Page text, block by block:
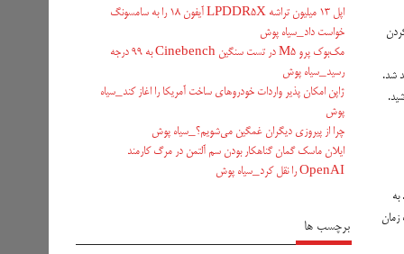
شد.
به
زمان
اپل ۱۳ میلیون تراشه LPDDR5X آیفون ۱۸ را به سامسونگ
خواست داد_سیاه پوش
مک‌بوک پرو M5 در تست سنگین Cinebench به ۹۹ درجه
رسید_سیاه پوش
ژاپن امکان پذیر واردات خودروهای ساخت آمریکا را اغاز کند_سیاه
پوش
چرا از پیروزی دیگران غمگین می‌شویم؟_سیاه پوش
ایلان ماسک گمان گناهکار بودن سم آلتمن در مرگ کارمند
OpenAI را نقل کرد_سیاه پوش
برچسب ها